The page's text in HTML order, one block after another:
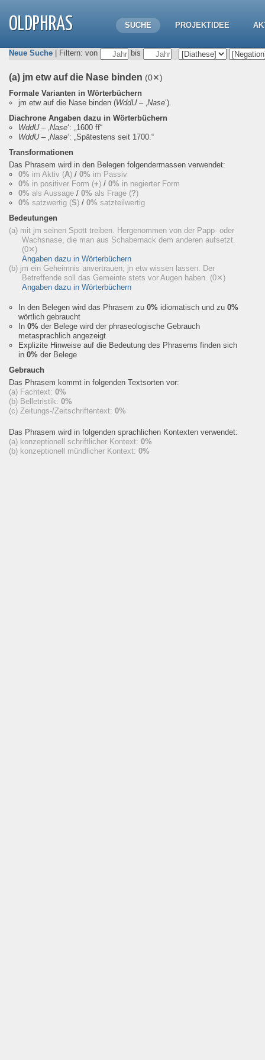
OLDPHRAS SUCHE PROJEKTIDEE
Neue Suche | Filtern: von bis
(a) jm etw auf die Nase binden (0✕)
Formale Varianten in Wörterbüchern
jm etw auf die Nase binden (WddU– ‚Nase‘).
Diachrone Angaben dazu in Wörterbüchern
WddU– ‚Nase‘: „1600 ff“
WddU– ‚Nase‘: „Spätestens seit 1700.“
Transformationen
Das Phrasem wird in den Belegen folgendermassen verwendet:
0% im Aktiv (A) / 0% im Passiv
0% in positiver Form (+) / 0% in negierter Form
0% als Aussage / 0% als Frage (?)
0% satzwertig (S) / 0% satzteilwertig
Bedeutungen
(a) mit jm seinen Spott treiben. Hergenommen von der Papp- oder
Wachsnase, die man aus Schabernack dem anderen aufsetzt.
(0✕)
Angaben dazu in Wörterbüchern
(b) jm ein Geheimnis anvertrauen; jn etw wissen lassen. Der
Betreffende soll das Gemeinte stets vor Augen haben. (0✕)
Angaben dazu in Wörterbüchern
In den Belegen wird das Phrasem zu 0% idiomatisch und zu 0%
wörtlich gebraucht
In 0% der Belege wird der phraseologische Gebrauch
metasprachlich angezeigt
Explizite Hinweise auf die Bedeutung des Phrasems finden sich
in 0% der Belege
Gebrauch
Das Phrasem kommt in folgenden Textsorten vor:
(a) Fachtext: 0%
(b) Belletristik: 0%
(c) Zeitungs-/Zeitschriftentext: 0%
Das Phrasem wird in folgenden sprachlichen Kontexten verwendet:
(a) konzeptionell schriftlicher Kontext: 0%
(b) konzeptionell mündlicher Kontext: 0%